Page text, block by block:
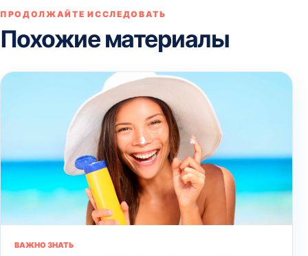
ПРОДОЛЖАЙТЕ ИССЛЕДОВАТЬ
Похожие материалы
ВАЖНО ЗНАТЬ